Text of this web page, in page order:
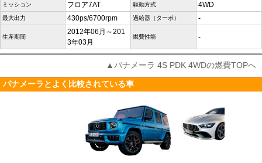
ミッション フロア7AT 駆動方式 4WD
最大出力 430ps/6700rpm 過給器（ターボ） -
生産期間
2012年06月～201
3年03月
燃費性能 -
▲パナメーラ 4S PDK 4WDの燃費TOPへ
パナメーラとよく比較されている車